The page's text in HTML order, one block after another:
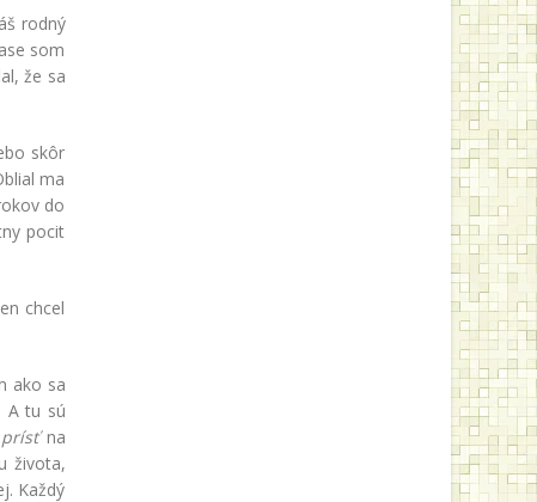
rodný
som
že sa
skôr
ma
do
pocit
chcel
ako sa
A tu sú
prísťna
života,
Každý